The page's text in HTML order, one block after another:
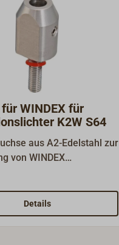
WINDEX für
K2W S64
aus A2-Edelstahl zur
von WINDEX
auf K2W S64
Bitte
bei der Montage des
die Lampe geöffnet
Details